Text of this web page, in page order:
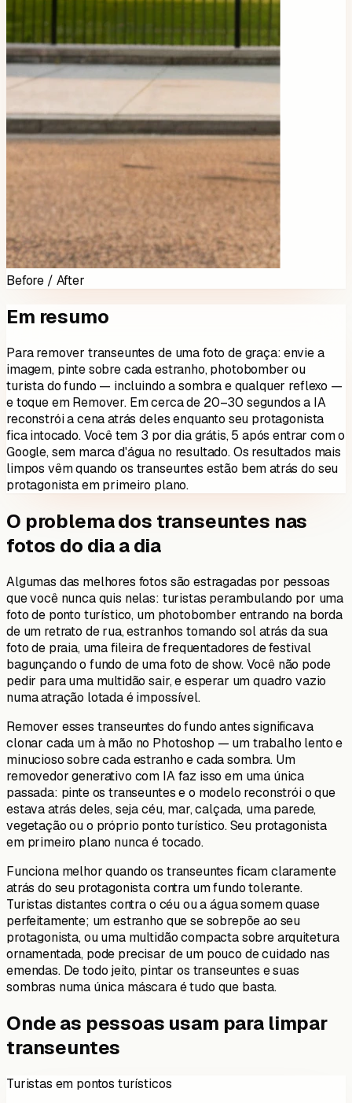
Before / After
Em resumo
Para remover transeuntes de uma foto de graça: envie a
imagem, pinte sobre cada estranho, photobomber ou
turista do fundo — incluindo a sombra e qualquer reflexo —
e toque em Remover. Em cerca de 20–30 segundos a IA
reconstrói a cena atrás deles enquanto seu protagonista
fica intocado. Você tem 3 por dia grátis, 5 após entrar com o
Google, sem marca d'água no resultado. Os resultados mais
limpos vêm quando os transeuntes estão bem atrás do seu
protagonista em primeiro plano.
O problema dos transeuntes nas
fotos do dia a dia
Algumas das melhores fotos são estragadas por pessoas
que você nunca quis nelas: turistas perambulando por uma
foto de ponto turístico, um photobomber entrando na borda
de um retrato de rua, estranhos tomando sol atrás da sua
foto de praia, uma fileira de frequentadores de festival
bagunçando o fundo de uma foto de show. Você não pode
pedir para uma multidão sair, e esperar um quadro vazio
numa atração lotada é impossível.
Remover esses transeuntes do fundo antes significava
clonar cada um à mão no Photoshop — um trabalho lento e
minucioso sobre cada estranho e cada sombra. Um
removedor generativo com IA faz isso em uma única
passada: pinte os transeuntes e o modelo reconstrói o que
estava atrás deles, seja céu, mar, calçada, uma parede,
vegetação ou o próprio ponto turístico. Seu protagonista
em primeiro plano nunca é tocado.
Funciona melhor quando os transeuntes ficam claramente
atrás do seu protagonista contra um fundo tolerante.
Turistas distantes contra o céu ou a água somem quase
perfeitamente; um estranho que se sobrepõe ao seu
protagonista, ou uma multidão compacta sobre arquitetura
ornamentada, pode precisar de um pouco de cuidado nas
emendas. De todo jeito, pintar os transeuntes e suas
sombras numa única máscara é tudo que basta.
Onde as pessoas usam para limpar
transeuntes
Turistas em pontos turísticos